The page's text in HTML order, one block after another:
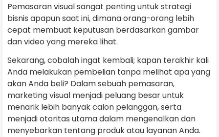
Pemasaran visual sangat penting untuk strategi
bisnis apapun saat ini, dimana orang-orang lebih
cepat membuat keputusan berdasarkan gambar
dan video yang mereka lihat.
Sekarang, cobalah ingat kembali; kapan terakhir kali
Anda melakukan pembelian tanpa melihat apa yang
akan Anda beli? Dalam sebuah pemasaran,
marketing visual menjadi peluang besar untuk
menarik lebih banyak calon pelanggan, serta
menjadi otoritas utama dalam mengenalkan dan
menyebarkan tentang produk atau layanan Anda.